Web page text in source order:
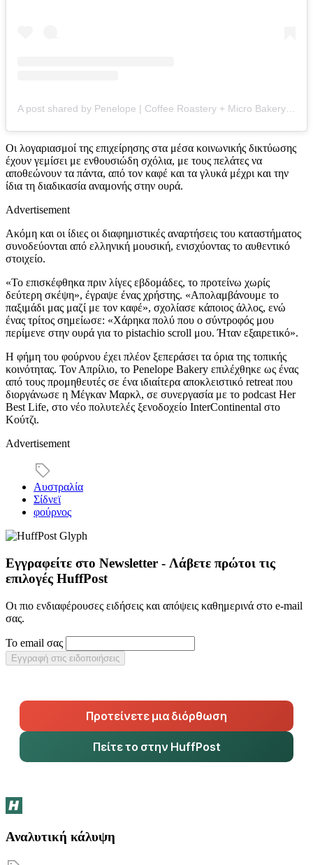
Οι λογαριασμοί της επιχείρησης στα μέσα κοινωνικής δικτύωσης
έχουν γεμίσει με ενθουσιώδη σχόλια, με τους πελάτες να
αποθεώνουν τα πάντα, από τον καφέ και τα γλυκά μέχρι και την
ίδια τη διαδικασία αναμονής στην ουρά.
Advertisement
Ακόμη και οι ίδιες οι διαφημιστικές αναρτήσεις του καταστήματος
συνοδεύονται από ελληνική μουσική, ενισχύοντας το αυθεντικό
στοιχείο.
«Το επισκέφθηκα πριν λίγες εβδομάδες, το προτείνω χωρίς
δεύτερη σκέψη», έγραψε ένας χρήστης. «Απολαμβάνουμε το
παξιμάδι μας μαζί με τον καφέ», σχολίασε κάποιος άλλος, ενώ
ένας τρίτος σημείωσε: «Χάρηκα πολύ που ο σύντροφός μου
περίμενε στην ουρά για το pistachio scroll μου. Ήταν εξαιρετικό».
Η φήμη του φούρνου έχει πλέον ξεπεράσει τα όρια της τοπικής
κοινότητας. Τον Απρίλιο, το Penelope Bakery επιλέχθηκε ως ένας
από τους προμηθευτές σε ένα ιδιαίτερα αποκλειστικό retreat που
διοργάνωσε η Μέγκαν Μαρκλ, σε συνεργασία με το podcast Her
Best Life, στο νέο πολυτελές ξενοδοχείο InterContinental στο
Κούτζι.
Advertisement
Αυστραλία
Σίδνεϊ
φούρνος
Εγγραφείτε στο Newsletter - Λάβετε πρώτοι τις
επιλογές HuffPost
Οι πιο ενδιαφέρουσες ειδήσεις και απόψεις καθημερινά στο e-mail
σας.
Το email σας
Εγγραφή στις ειδοποιήσεις
Προτείνετε μια διόρθωση
Πείτε το στην HuffPost
Αναλυτική κάλυψη